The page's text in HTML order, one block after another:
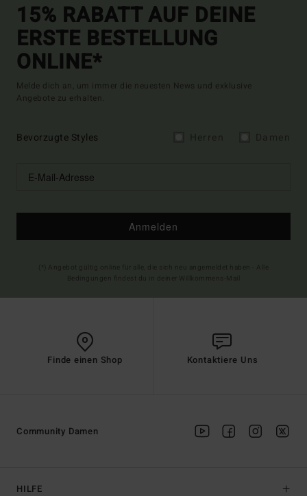
15% RABATT AUF DEINE
ERSTE BESTELLUNG
ONLINE*
Melde dich an, um immer die neuesten News und exklusive
Angebote zu erhalten.
Bevorzugte Styles
Anmelden
Finde einen Shop Kontaktiere Uns
HILFE
Community Damen